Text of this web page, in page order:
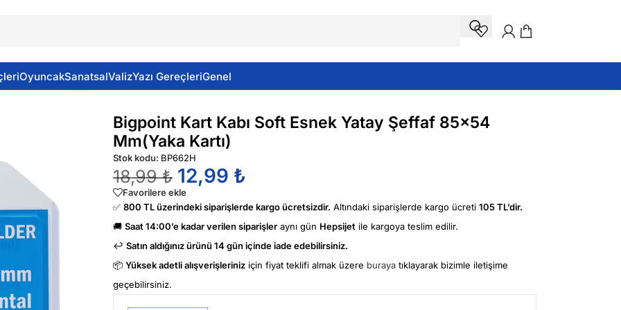
OyuncakSanatsalValizYazı GereçleriGenel
Esnek Yatay Şeffaf 85×54 Mm(Yaka Kartı)
Bigpoint Kart Kabı Soft Esnek Yatay Şeffaf 85×54
Mm(Yaka Kartı)
Stok kodu: BP662H
18,99₺ 12,99 ₺
Favorilere ekle
✅ 800 TL üzerindeki siparişlerde kargo ücretsizdir. Altındaki siparişlerde kargo ücreti 105 TL’dir.
🚚 Saat 14:00’e kadar verilen siparişler aynı gün Hepsijet ile kargoya teslim edilir.
↩️ Satın aldığınız ürünü 14 gün içinde iade edebilirsiniz.
📦 Yüksek adetli alışverişleriniz için fiyat teklifi almak üzere buraya tıklayarak bizimle iletişime
geçebilirsiniz.